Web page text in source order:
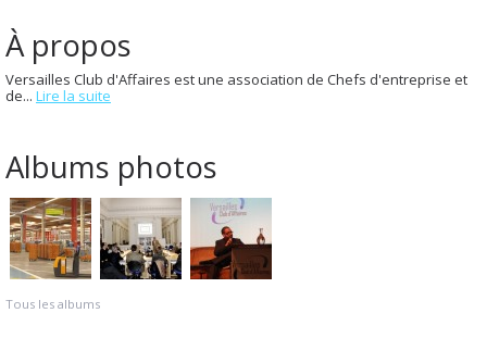
À propos
Versailles Club d'Affaires est une association de Chefs d'entreprise et
de... Lire la suite
Albums photos
Tous les albums